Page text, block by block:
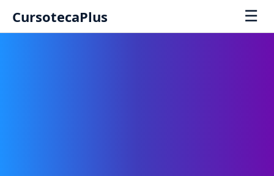
CursotecaPlus ☰